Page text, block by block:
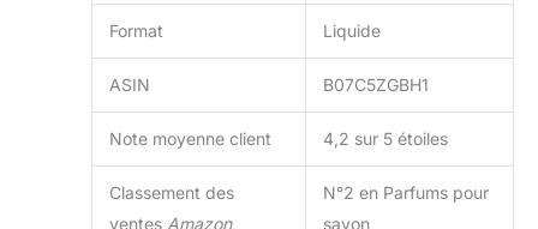
Format Liquide
ASIN B07C5ZGBH1
Note moyenne client 4,2 sur 5 étoiles
Classement des
ventes Amazon
N°2 en Parfums pour
savon